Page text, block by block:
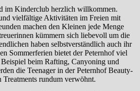
im Kinderclub herzlich willkommen.
vielfältige Aktivitäten im Freien mit
machen den Kleinen jede Menge
kümmern sich liebevoll um die
haben selbstverständlich auch ihr
Sommerferien bietet der Peternhof viel
beim Rafting, Canyoning und
die Teenager in der Peternhof Beauty-
Treatments rundum verwöhnt.